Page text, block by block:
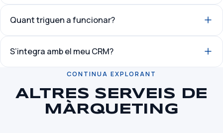
Quant triguen a funcionar?
S’integra amb el meu CRM?
CONTINUA EXPLORANT
ALTRES SERVEIS DE
MÀRQUETING